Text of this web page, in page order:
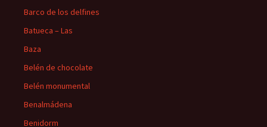
Barco de los delfines
Batueca – Las
Baza
Belén de chocolate
Belén monumental
Benalmádena
Benidorm